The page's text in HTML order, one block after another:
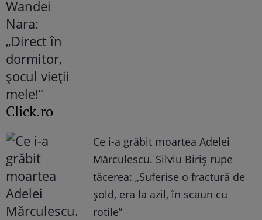
Click.ro
Ce i-a grăbit moartea Adelei
Mărculescu. Silviu Biriș rupe
tăcerea: „Suferise o fractură de
șold, era la azil, în scaun cu
rotile”